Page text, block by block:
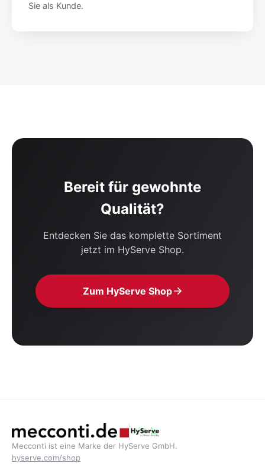
Sie als Kunde.
Bereit für gewohnte
Qualität?
Entdecken Sie das komplette Sortiment
jetzt im HyServe Shop.
Zum HyServe Shop
Mecconti ist eine Marke der HyServe GmbH.
hyserve.com/shop